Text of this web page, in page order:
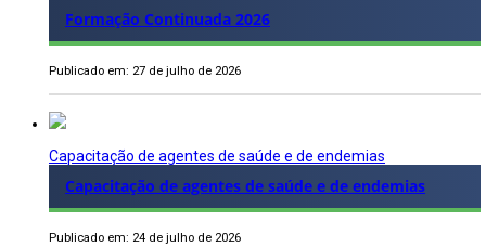
Formação Continuada 2026
Publicado em: 27 de julho de 2026
Capacitação de agentes de saúde e de endemias
Capacitação de agentes de saúde e de endemias
Publicado em: 24 de julho de 2026